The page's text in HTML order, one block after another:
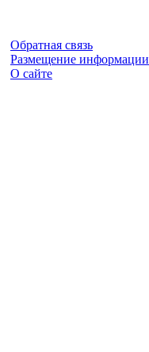
Обратная связь
Размещение информации
О сайте